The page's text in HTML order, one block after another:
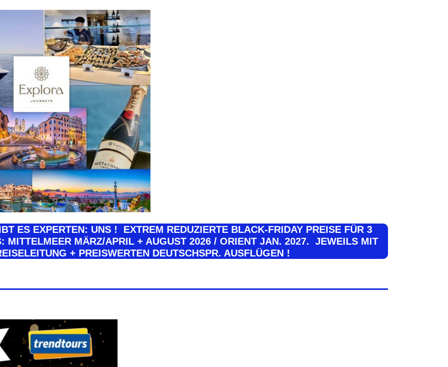
ES EXPERTEN: UNS ! EXTREM REDUZIERTE BLACK-FRIDAY PREISE FÜR 3
MITTELMEER MÄRZ/APRIL + AUGUST 2026 / ORIENT JAN. 2027. JEWEILS MIT
+ PREISWERTEN DEUTSCHSPR. AUSFLÜGEN !